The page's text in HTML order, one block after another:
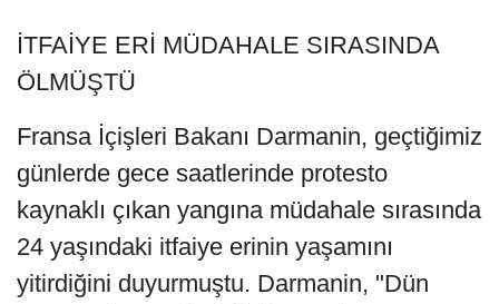
İTFAİYE ERİ MÜDAHALE SIRASINDA
ÖLMÜŞTÜ
Fransa İçişleri Bakanı Darmanin, geçtiğimiz
günlerde gece saatlerinde protesto
kaynaklı çıkan yangına müdahale sırasında
24 yaşındaki itfaiye erinin yaşamını
yitirdiğini duyurmuştu. Darmanin, "Dün